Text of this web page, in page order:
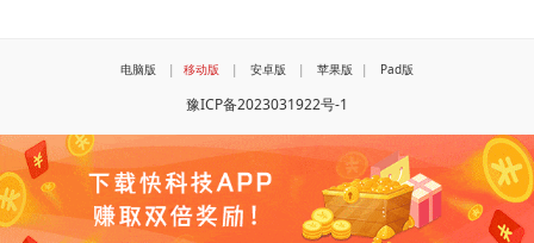
电脑版 | 移动版 | 安卓版 | 苹果版 | Pad版
豫ICP备2023031922号-1